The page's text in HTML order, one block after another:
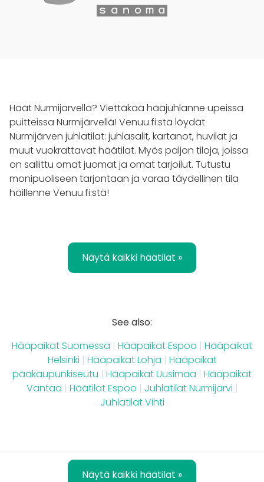
Häät Nurmijärvellä? Viettäkää hääjuhlanne upeissa
puitteissa Nurmijärvellä! Venuu.fi:stä löydät
Nurmijärven juhlatilat: juhlasalit, kartanot, huvilat ja
muut vuokrattavat häätilat. Myös paljon tiloja, joissa
on sallittu omat juomat ja omat tarjoilut. Tutustu
monipuoliseen tarjontaan ja varaa täydellinen tila
häillenne Venuu.fi:stä!
Näytä kaikki häätilat »
See also:
Hääpaikat Suomessa | Hääpaikat Espoo | Hääpaikat
Helsinki | Hääpaikat Lohja | Hääpaikat
pääkaupunkiseutu | Hääpaikat Uusimaa | Hääpaikat
Vantaa | Häätilat Espoo | Juhlatilat Nurmijärvi |
Juhlatilat Vihti
Näytä kaikki häätilat »